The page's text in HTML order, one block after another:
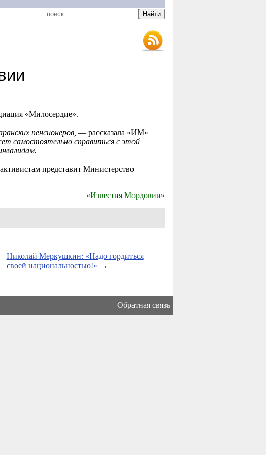
«Милосердие».
пенсионеров, — рассказала «ИМ»
самостоятельно справиться с этой
представит Министерство
«Известия Мордовии»
Николай Меркушкин: «Надо гордиться
своей национальностью!» →
Обратная связь